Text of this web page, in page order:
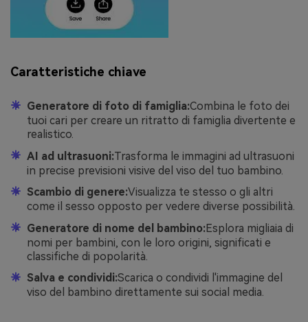
Caratteristiche chiave
Generatore di foto di famiglia:Combina le foto dei
tuoi cari per creare un ritratto di famiglia divertente e
realistico.
AI ad ultrasuoni:Trasforma le immagini ad ultrasuoni
in precise previsioni visive del viso del tuo bambino.
Scambio di genere:Visualizza te stesso o gli altri
come il sesso opposto per vedere diverse possibilità.
Generatore di nome del bambino:Esplora migliaia di
nomi per bambini, con le loro origini, significati e
classifiche di popolarità.
Salva e condividi:Scarica o condividi l'immagine del
viso del bambino direttamente sui social media.